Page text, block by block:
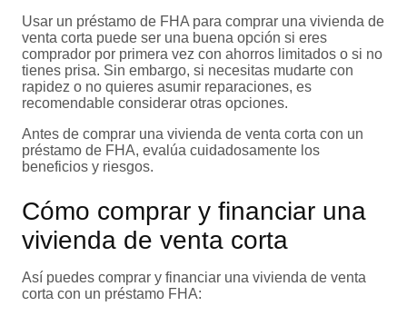
Usar un préstamo de FHA para comprar una vivienda de
venta corta puede ser una buena opción si eres
comprador por primera vez con ahorros limitados o si no
tienes prisa. Sin embargo, si necesitas mudarte con
rapidez o no quieres asumir reparaciones, es
recomendable considerar otras opciones.
Antes de comprar una vivienda de venta corta con un
préstamo de FHA, evalúa cuidadosamente los
beneficios y riesgos.
Cómo comprar y financiar una
vivienda de venta corta
Así puedes comprar y financiar una vivienda de venta
corta con un préstamo FHA: